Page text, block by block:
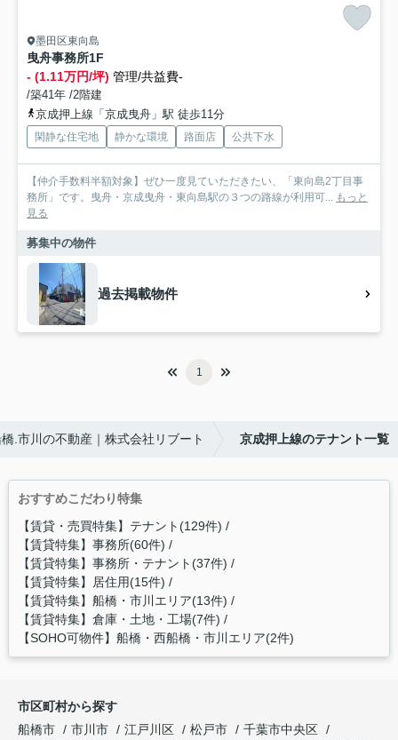
墨田区東向島
曳舟事務所1F
- (1.11万円/坪) 管理/共益費-
/築41年 /2階建
京成押上線「京成曳舟」駅 徒歩11分
閑静な住宅地 静かな環境 路面店 公共下水
【仲介手数料半額対象】ぜひ一度見ていただきたい、「東向島2丁目事
務所」です。曳舟・京成曳舟・東向島駅の３つの路線が利用可... もっと
見る
募集中の物件
過去掲載物件
1
.市川の不動産｜株式会社リブート 京成押上線のテナント一覧
おすすめこだわり特集
【賃貸・売買特集】テナント(129件)
【賃貸特集】事務所(60件)
【賃貸特集】事務所・テナント(37件)
【賃貸特集】居住用(15件)
【賃貸特集】船橋・市川エリア(13件)
【賃貸特集】倉庫・土地・工場(7件)
【SOHO可物件】船橋・西船橋・市川エリア(2件)
市区町村から探す
船橋市
市川市 江戸川区 松戸市
千葉市中央区